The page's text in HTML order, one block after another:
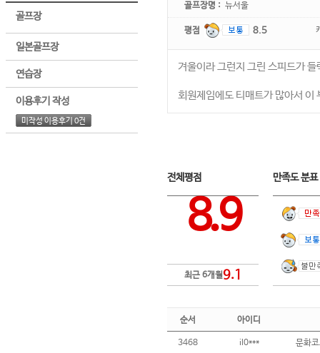
골프장
일본골프장
연습장
이용후기 작성
미작성 이용후기 0건
골프장명 : 뉴서울
평점 8.5
겨울이라 그런지 그린 스피드가 들
회원제임에도 티매트가 많아서 이
전체평점
8.9
최근 6개월9.1
만족도 분
순서 아이디
3468 il0***